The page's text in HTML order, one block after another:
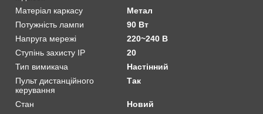
Матеріал каркасу
Метал
Потужність лампи
90 Вт
Напруга мережі
220~240 В
Ступінь захисту IP
20
Тип вимикача
Настінний
Пульт дистанційного
керування
Так
Стан
Новий